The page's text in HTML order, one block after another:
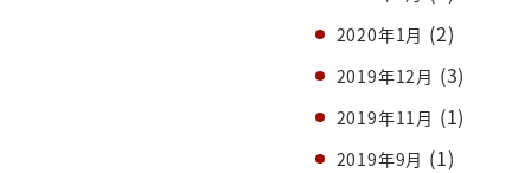
2020年1月 (2)
2019年12月 (3)
2019年11月 (1)
2019年9月 (1)